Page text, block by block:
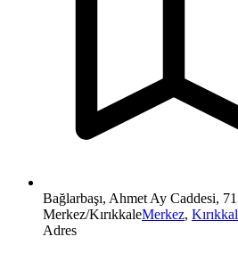
Bağlarbaşı, Ahmet Ay Caddesi,
Merkez/KırıkkaleMerkez,
Adres